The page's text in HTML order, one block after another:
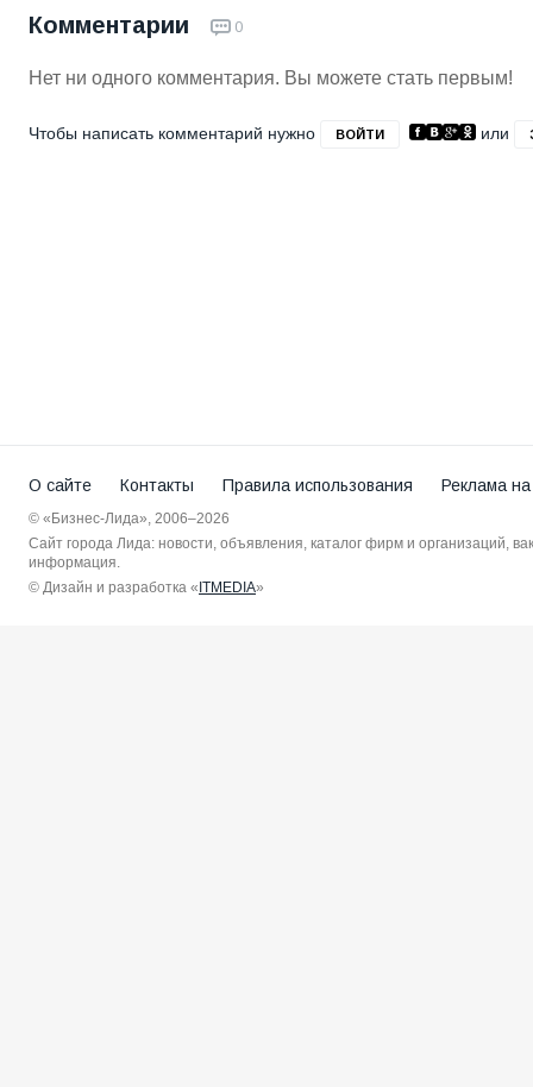
Комментарии 0
Нет ни одного комментария. Вы можете стать первым!
Чтобы написать комментарий нужно ВОЙТИ или
О сайте Контакты Правила использования Реклама
© «Бизнес-Лида», 2006–2026
Сайт города Лида: новости, объявления, каталог фирм и организаций,
информация.
© Дизайн и разработка « ITMEDIA»